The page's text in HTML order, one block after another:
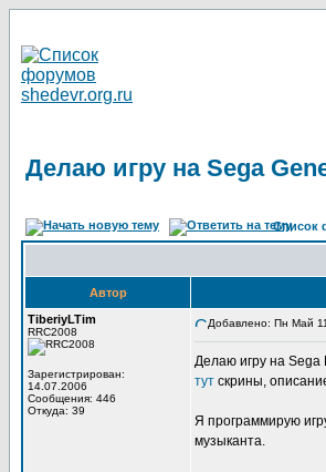
Делаю игру на Sega
Список
Автор
TiberiyLTim
RRC2008
Зарегистрирован:
14.07.2006
Сообщения: 446
Откуда: 39
Добавлено: Пн Май
Делаю игру на Sega
тут скрины,
Я программирую
музыканта.